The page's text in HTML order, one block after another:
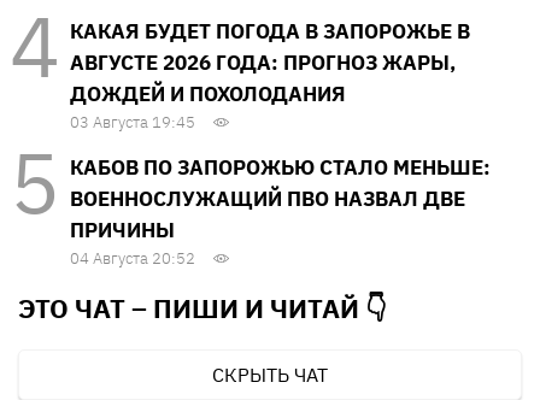
КАКАЯ БУДЕТ ПОГОДА В ЗАПОРОЖЬЕ В
АВГУСТЕ 2026 ГОДА: ПРОГНОЗ ЖАРЫ,
ДОЖДЕЙ И ПОХОЛОДАНИЯ
03 Августа 19:45
КАБОВ ПО ЗАПОРОЖЬЮ СТАЛО МЕНЬШЕ:
ВОЕННОСЛУЖАЩИЙ ПВО НАЗВАЛ ДВЕ
ПРИЧИНЫ
04 Августа 20:52
ЭТО ЧАТ – ПИШИ И ЧИТАЙ 👇
СКРЫТЬ ЧАТ